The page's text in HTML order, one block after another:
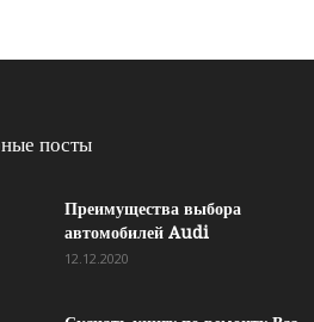
посты
Преимущества выбора
автомобилей Audi
12.12.2020